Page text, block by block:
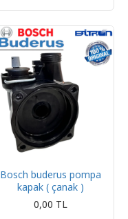
Bosch buderus pompa
kapak ( çanak )
0,00 TL